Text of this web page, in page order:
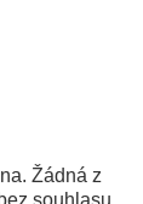
Žádná z
souhlasu